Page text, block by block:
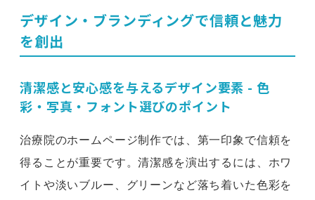
デザイン・ブランディングで信頼と魅力
を創出
清潔感と安心感を与えるデザイン要素 - 色
彩・写真・フォント選びのポイント
治療院のホームページ制作では、第一印象で信頼を
得ることが重要です。清潔感を演出するには、ホワ
イトや淡いブルー、グリーンなど落ち着いた色彩を